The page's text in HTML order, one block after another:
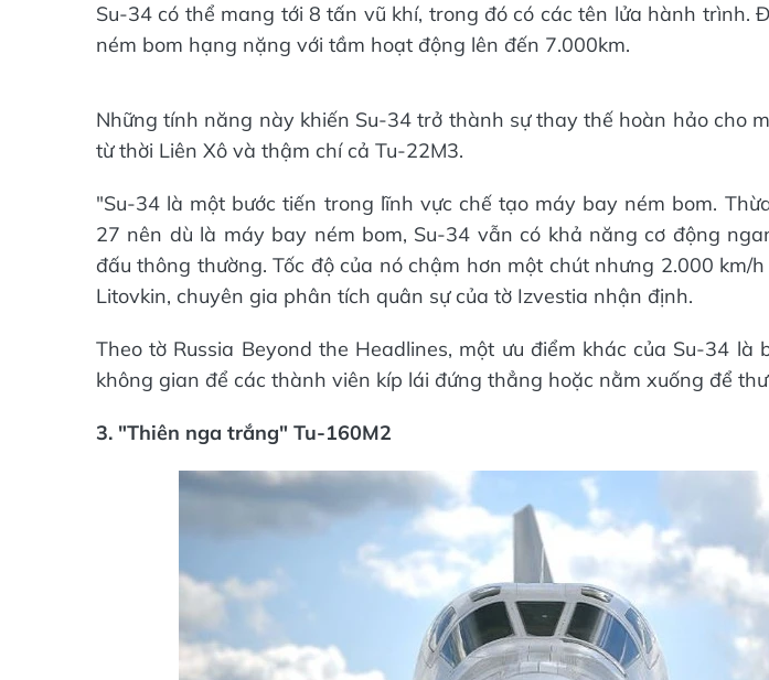
Su-34 có thể mang tới 8 tấn vũ khí, trong đó có các tên lửa hành trình.
ném bom hạng nặng với tầm hoạt động lên đến 7.000km.
Những tính năng này khiến Su-34 trở thành sự thay thế hoàn hảo cho
từ thời Liên Xô và thậm chí cả Tu-22M3.
"Su-34 là một bước tiến trong lĩnh vực chế tạo máy bay ném bom.
27 nên dù là máy bay ném bom, Su-34 vẫn có khả năng cơ động
đấu thông thường. Tốc độ của nó chậm hơn một chút nhưng 2.000 km/
Litovkin, chuyên gia phân tích quân sự của tờ Izvestia nhận định.
Theo tờ Russia Beyond the Headlines, một ưu điểm khác của Su-34 là
không gian để các thành viên kíp lái đứng thẳng hoặc nằm xuống để
3. "Thiên nga trắng" Tu-160M2